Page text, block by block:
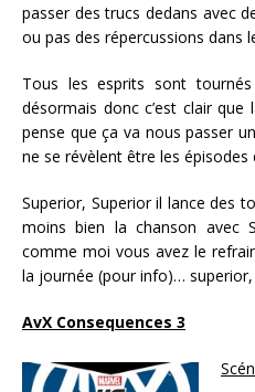
passer des trucs dedans avec
ou pas des répercussions dans
Tous les esprits sont
désormais donc c’est clair
pense que ça va nous passer
ne se révèlent être les épisodes
Superior, Superior il lance des
moins bien la chanson avec
comme moi vous avez le
la journée (pour info)…
AvX Consequences 3